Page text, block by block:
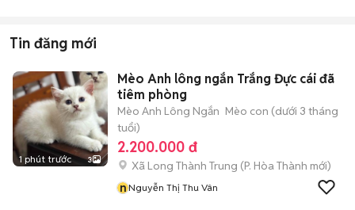
Tin đăng mới
1 phút trước 3
Mèo Anh lông ngắn Trắng Đực cái đã
tiêm phòng
Mèo Anh Lông Ngắn Mèo con (dưới 3 tháng
tuổi)
2.200.000 đ
Xã Long Thành Trung (P. Hòa Thành mới)
nNguyễn Thị Thu Vân